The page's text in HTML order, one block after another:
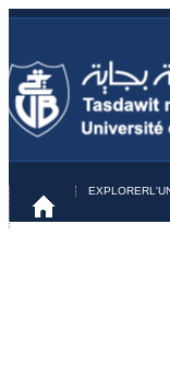
EXPLORER